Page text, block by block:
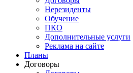
Нерезиденты
Обучение
ПКО
Дополнительные услуги
Реклама на сайте
Планы
Договоры